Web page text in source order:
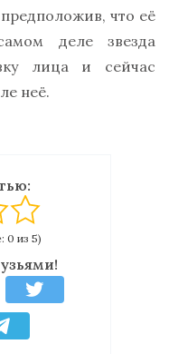
что её
деле звезда
лица и сейчас
неё.
0 из 5)